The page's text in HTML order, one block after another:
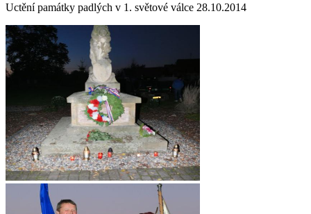
Uctění památky padlých v 1. světové válce 28.10.2014